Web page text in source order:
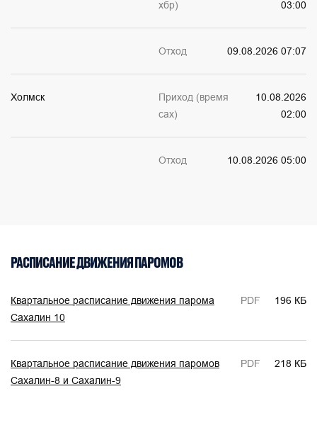
хбр)
03:00
Отход 09.08.2026 07:07
Холмск
Приход (время
сах)
10.08.2026
02:00
Отход 10.08.2026 05:00
РАСПИСАНИЕ ДВИЖЕНИЯ ПАРОМОВ
Квартальное расписание движения парома
Сахалин 10
PDF 196 КБ
Квартальное расписание движения паромов
Сахалин-8 и Сахалин-9
PDF 218 КБ